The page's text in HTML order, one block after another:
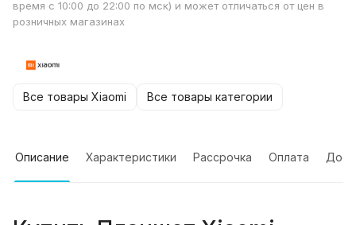
время с 10:00 до 22:00 по мск) и может отличаться от цен в
розничных магазинах
Все товары Xiaomi Все товары категории
Описание Характеристики Рассрочка Оплата